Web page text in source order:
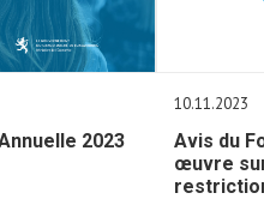
2023
10.11.2023
Avis du
œuvre